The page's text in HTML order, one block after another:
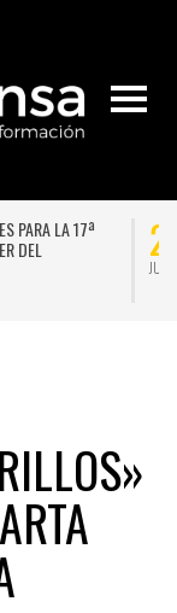
PARA LA 17ª
DEL
JUL